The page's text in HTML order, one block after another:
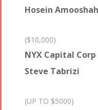
Hosein
($10,000)
NYX Capital Corp
Steve Tabrizi
(UP TO $5000)